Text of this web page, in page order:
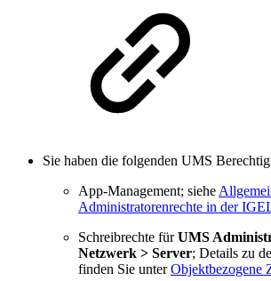
Sie haben die folgenden UMS
App-Management; siehe
Administratorenrechte in der
Schreibrechte fürUMS
Netzwerk > Server; Details zu
finden Sie unterObjektbezogene